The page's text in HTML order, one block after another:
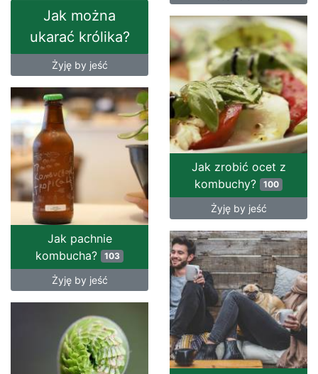
Jak można
ukarać królika?
Żyję by jeść
Jak zrobić ocet z
kombuchy? 100
Żyję by jeść
Jak pachnie
kombucha? 103
Żyję by jeść